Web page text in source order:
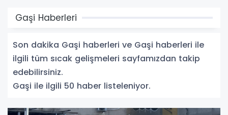
Gaşi Haberleri
Son dakika Gaşi haberleri ve Gaşi haberleri ile
ilgili tüm sıcak gelişmeleri sayfamızdan takip
edebilirsiniz.
Gaşi ile ilgili 50 haber listeleniyor.